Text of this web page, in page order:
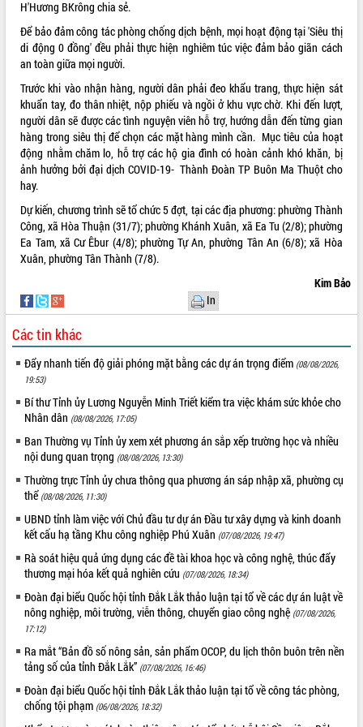
Tháo gỡ những vướng mắc, đẩy mạnh
công tác cải cách thủ tục hành chính
tại Trung tâm Phục vụ hành chính
công tỉnh
Đắk Lắk: Tôn vinh 46 giải pháp tại Hội
thi Sáng tạo Kỹ thuật 2024 - 2025
Đắk Lắk rà soát, điều chỉnh Đề án 190
về phát triển nuôi trồng thủy sản
Phó Chủ tịch UBND tỉnh Đắk Lắk
Trương Công Thái kiểm tra thực địa
Dự án cao tốc Khánh Hòa - Buôn Ma
Thuột
Định vị cà phê Việt Nam như một “di
sản sống” trong dòng chảy toàn cầu
Xây dựng nông thôn mới: Nâng cao đời
thực
Quyết liệt tháo gỡ vướng mắc, đẩy
nhanh tiến độ các dự án trọng điểm
trong Khu kinh tế Nam Phú Yên
Hòn Yến phát triển du lịch gắn với bảo
tồn biển
Lấy ý kiến điều chỉnh Quy hoạch tỉnh
Đắk Lắk thời kỳ 2021-2030, tầm nhìn
đến năm 2050
Phát động chiến dịch 30 ngày đêm
giải phóng mặt bằng Tuyến đường bộ
ven biển
Đắk Lắk nỗ lực thúc đẩy tăng trưởng
kinh tế từ 10% trở lên trong Quý
II/2026
Đắk Lắk ký kết thỏa thuận hợp tác về
chuyển đổi số giai đoạn 2026 – 2030
với Tập đoàn Bưu chính Viễn thông
Việt Nam
Thứ trưởng Bộ Y tế làm việc với tỉnh
Đắk Lắk về phát triển nhân lực y tế
cho trạm y tế cấp xã
Du lịch Đắk Lắk nâng tầm trải nghiệm
du khách thông qua Hệ thống cơ sở dữ
liệu và Bản đồ số
H'Hương BKrông chia sẻ.
Để bảo đảm công tác phòng chống dịch bệnh, mọi hoạt động tại 'Siêu thị
di động 0 đồng' đều phải thực hiện nghiêm túc việc đảm bảo giãn cách
an toàn giữa mọi người.
Trước khi vào nhận hàng, người dân phải đeo khẩu trang, thực hiện sát
khuẩn tay, đo thân nhiệt, nộp phiếu và ngồi ở khu vực chờ. Khi đến lượt,
người dân sẽ được các tình nguyện viên hỗ trợ, hướng dẫn đến từng gian
hàng trong siêu thị để chọn các mặt hàng mình cần. Mục tiêu của hoạt
động nhằm chăm lo, hỗ trợ các hộ gia đình có hoàn cảnh khó khăn, bị
ảnh hưởng bởi đại dịch COVID-19- Thành Đoàn TP Buôn Ma Thuột cho
hay.
Dự kiến, chương trình sẽ tổ chức 5 đợt, tại các địa phương: phường Thành
Công, xã Hòa Thuận (31/7); phường Khánh Xuân, xã Ea Tu (2/8); phường
Ea Tam, xã Cư Êbur (4/8); phường Tự An, phường Tân An (6/8); xã Hòa
Xuân, phường Tân Thành (7/8).
Kim Bảo
In
Các tin khác
Đẩy nhanh tiến độ giải phóng mặt bằng các dự án trọng điểm (08/08/2026,
19:53)
Bí thư Tỉnh ủy Lương Nguyễn Minh Triết kiểm tra việc khám sức khỏe cho
Nhân dân (08/08/2026, 17:05)
Ban Thường vụ Tỉnh ủy xem xét phương án sắp xếp trường học và nhiều
nội dung quan trọng (08/08/2026, 13:30)
Thường trực Tỉnh ủy chưa thông qua phương án sáp nhập xã, phường cụ
thể (08/08/2026, 11:30)
UBND tỉnh làm việc với Chủ đầu tư dự án Đầu tư xây dựng và kinh doanh
kết cấu hạ tầng Khu công nghiệp Phú Xuân (07/08/2026, 19:47)
Rà soát hiệu quả ứng dụng các đề tài khoa học và công nghệ, thúc đẩy
thương mại hóa kết quả nghiên cứu (07/08/2026, 18:34)
Đoàn đại biểu Quốc hội tỉnh Đắk Lắk thảo luận tại tổ về các dự án luật về
nông nghiệp, môi trường, viễn thông, chuyển giao công nghệ (07/08/2026,
17:12)
Ra mắt “Bản đồ số nông sản, sản phẩm OCOP, du lịch thôn buôn trên nền
tảng số của tỉnh Đắk Lắk” (07/08/2026, 16:46)
Đoàn đại biểu Quốc hội tỉnh Đắk Lắk thảo luận tại tổ về công tác phòng,
chống tội phạm (06/08/2026, 18:32)